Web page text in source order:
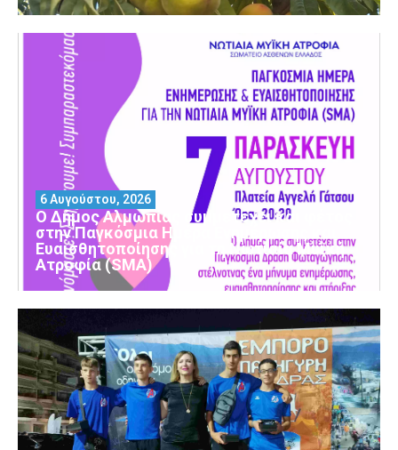
Ο Δήμος Αλμωπίας συμμετέχει και φέτος
στην Παγκόσμια Ημέρα Ενημέρωσης και
Ευαισθητοποίησης για τη Νωτιαία Μυϊκή
Ατροφία (SMA)
6 Αυγούστου, 2026